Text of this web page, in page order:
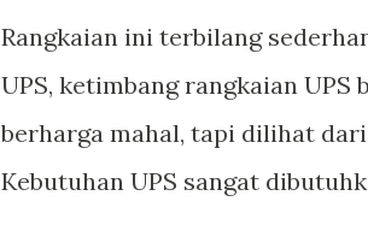
Rangkaian ini terbilang
UPS, ketimbang rangkaian
berharga mahal, tapi dilihat
Kebutuhan UPS sangat